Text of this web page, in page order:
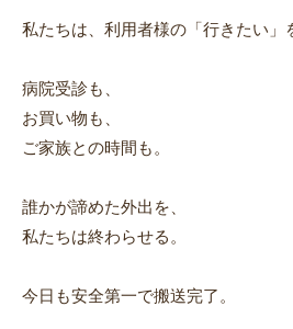
私たちは、利用者様の「行きたい」
病院受診も、
お買い物も、
ご家族との時間も。
誰かが諦めた外出を、
私たちは終わらせる。
今日も安全第一で搬送完了。